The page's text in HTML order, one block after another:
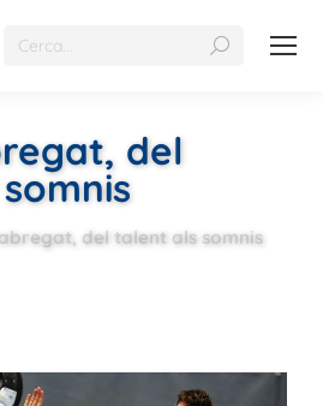
del
del talent als somnis